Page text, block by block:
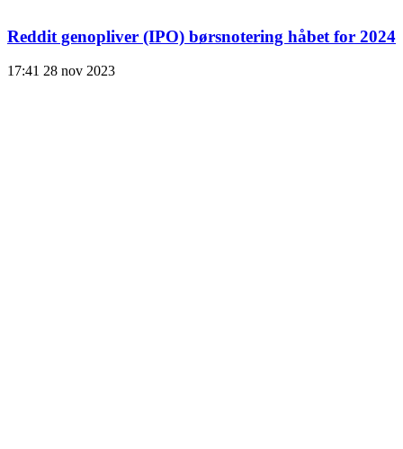
Reddit genopliver (IPO) børsnotering håbet for 2024
17:41 28 nov 2023